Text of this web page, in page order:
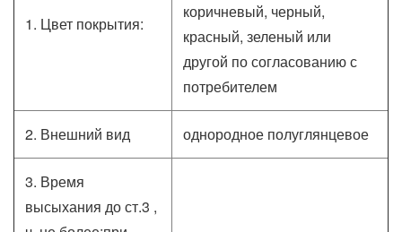
1. Цвет покрытия:
коричневый, черный,
красный, зеленый или
другой по согласованию с
потребителем
2. Внешний вид однородное полуглянцевое
3. Время
высыхания до ст.3 ,